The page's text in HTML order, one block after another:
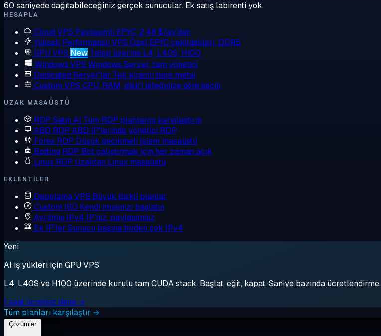
60 saniyede dağıtabileceğiniz gerçek sunucular. Ek satış labirenti yok.
HESAPLA
Cloud VPS Paylaşımlı EPYC, 2,48 $/ay'dan
Yüksek Performanslı VPS Özel EPYC çekirdekleri, DDR5
GPU VPS New Talep üzerine L4, L40S, H100
Windows VPS Windows Server, tam yönetici
Dedicated Server'lar Tek kiracılı bare metal
Custom VPS CPU, RAM, disk'i isteğinize göre seçin
UZAK MASAÜSTÜ
RDP Satın Al Tüm RDP planlarını karşılaştırın
ABD RDP ABD IP'lerinde yönetici RDP
Forex RDP Düşük gecikmeli işlem masaüstü
Botting RDP Bot çalıştırmak için her zaman açık
Linux RDP Uzaktan Linux masaüstü
EKLENTILER
Depolama VPS Büyük diskli planlar
Custom ISO Kendi imajınızı başlatın
Ayrılmış IPv4 IP'niz, paylaşımsız
Ek IP'ler Sunucu başına birden çok IPv4
Yeni
AI iş yükleri için GPU VPS
L4, L40S ve H100 üzerinde kurulu tam CUDA stack. Başlat, eğit, kapat. Saniye bazında ücretlendirme.
1 saat ücretsiz dene →
Tüm planları karşılaştır →
Çözümler